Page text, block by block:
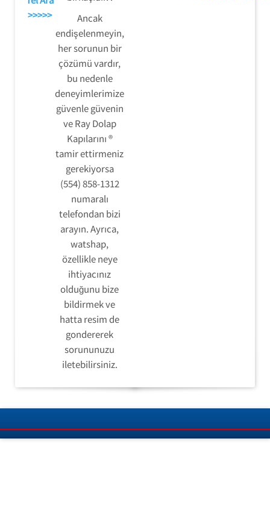
>>>>>
Ancak
endişelenmeyin,
her sorunun bir
çözümü vardır,
bu nedenle
deneyimlerimize
güvenle güvenin
ve Ray Dolap
Kapılarını ®
tamir ettirmeniz
gerekiyorsa
(554) 858-1312
numaralı
telefondan bizi
arayın. Ayrıca,
watshap,
özellikle neye
ihtiyacınız
olduğunu bize
bildirmek ve
hatta resim de
gondererek
sorununuzu
iletebilirsiniz.